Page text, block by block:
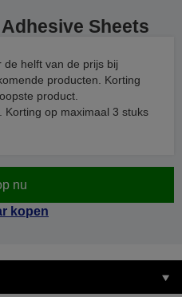
Sheets
helft van de prijs bij
producten. Korting
product.
op maximaal 3 stuks
nu
kopen